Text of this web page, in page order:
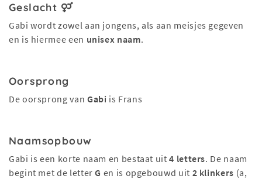
Geslacht
Gabi wordt zowel aan jongens, als aan meisjes gegeven
en is hiermee een unisex naam.
Oorsprong
De oorsprong van Gabi is Frans
Naamsopbouw
Gabi is een korte naam en bestaat uit4 letters. De naam
begint met de letterG en is opgebouwd uit 2 klinkers (a,